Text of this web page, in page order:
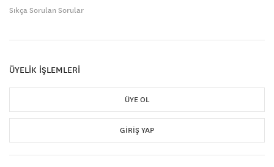
Sıkça Sorulan Sorular
ÜYELİK İŞLEMLERİ
ÜYE OL
GIRIŞ YAP